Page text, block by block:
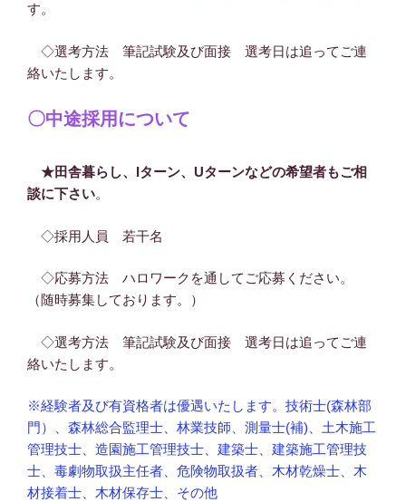
す。
◇選考方法 筆記試験及び面接 選考日は追ってご連
絡いたします。
〇中途採用について
★田舎暮らし、Iターン、Uターンなどの希望者もご相
談に下さい。
◇採用人員 若干名
◇応募方法 ハロワークを通してご応募ください。
（随時募集しております。）
◇選考方法 筆記試験及び面接 選考日は追ってご連
絡いたします。
※経験者及び有資格者は優遇いたします。技術士(森林部
門）、森林総合監理士、林業技師、測量士(補)、土木施工
管理技士、造園施工管理技士、建築士、建築施工管理技
士、毒劇物取扱主任者、危険物取扱者、木材乾燥士、木
材接着士、木材保存士、その他